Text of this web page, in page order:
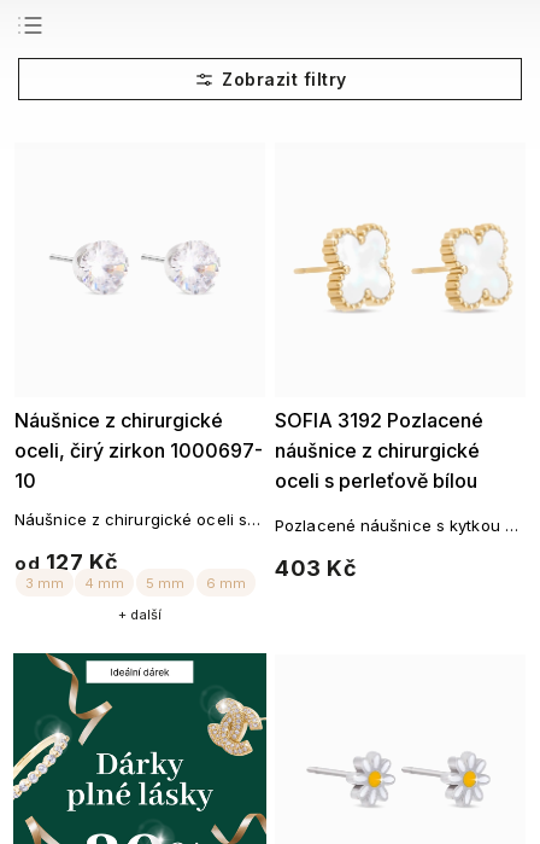
Nejprodávanější
Nejlevnější
Náušnice z chirurgické
oceli, čirý zirkon 1000697-
10
od 127 Kč
Náušnice z chirurgické oceli se
+ další
SOFIA 3192 Pozlacené
náušnice z chirurgické
oceli s perleťově bílou
Ellami
403 Kč
Pozlacené náušnice s kytkou z